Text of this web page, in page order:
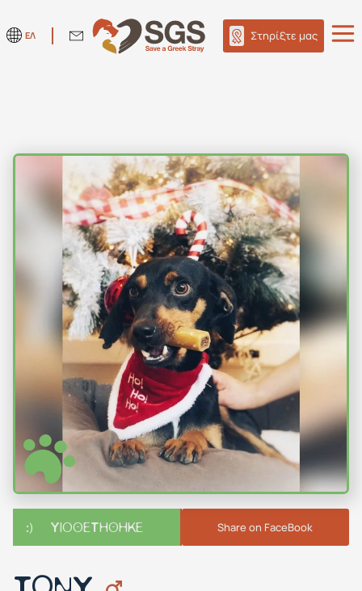
ΕΛ Στηρίξτε μας
ΥΙΟΘΕΤΗΘΗΚΕ Share on FaceBook